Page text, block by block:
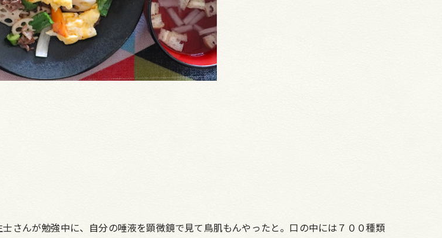
さんが勉強中に、自分の唾液を顕微鏡で見て鳥肌もんやったと。口の中には７００種類